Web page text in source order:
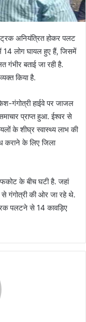
ट्रक अनियंत्रित होकर पलट
14 लोग घायल हुए हैं, जिसमें
गंभीर बताई जा रही है.
किया है.
गंगोत्री हाईवे पर जाजल
प्राप्त हुआ. ईश्वर से
के शीघ्र स्वास्थ्य लाभ की
कराने के लिए जिला
के बीच घटी है. जहां
गंगोत्री की ओर जा रहे थे.
पलटने से 14 कावड़िए